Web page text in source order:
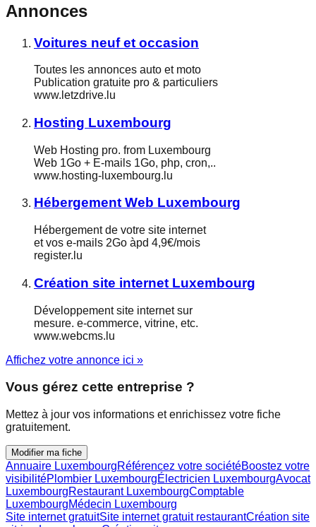
Annonces
Voitures neuf et occasion
Toutes les annonces auto et moto
Publication gratuite pro & particuliers
www.letzdrive.lu
Hosting Luxembourg
Web Hosting pro. from Luxembourg
Web 1Go + E-mails 1Go, php, cron,..
www.hosting-luxembourg.lu
Hébergement Web Luxembourg
Hébergement de votre site internet
et vos e-mails 2Go àpd 4,9€/mois
register.lu
Création site internet Luxembourg
Développement site internet sur
mesure. e-commerce, vitrine, etc.
www.webcms.lu
Affichez votre annonce ici »
Vous gérez cette entreprise ?
Mettez à jour vos informations et enrichissez votre fiche
gratuitement.
Modifier ma fiche
Annuaire LuxembourgRéférencez votre sociétéBoostez votre
visibilitéPlombier LuxembourgÉlectricien LuxembourgAvocat
LuxembourgRestaurant LuxembourgComptable
LuxembourgMédecin Luxembourg
Site internet gratuitSite internet gratuit restaurantCréation site